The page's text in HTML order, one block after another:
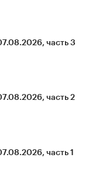
часть 3
часть 2
часть 1